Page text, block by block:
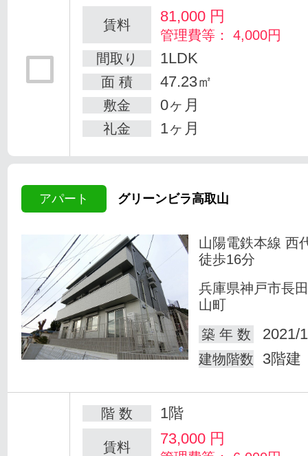
賃料 81,000 円
管理費等： 4,000円
間取り
1LDK
面 積 47.23㎡
敷金 0ヶ月
礼金 1ヶ月
アパート グリーンビラ高取山
山陽電鉄本線 西
徒歩16分
兵庫県神戸市長
山町
築 年 数
2021/
建物階数 3階建
階 数 1階
賃料 73,000 円